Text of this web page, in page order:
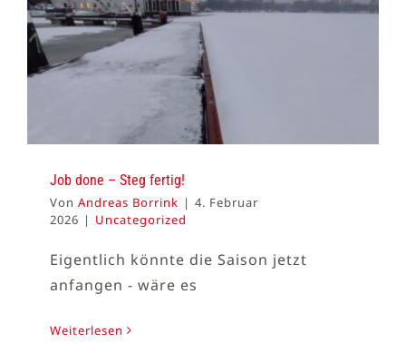
Job done – Steg fertig!
Von Andreas Borrink | 4. Februar
2026 | Uncategorized
Eigentlich könnte die Saison jetzt
anfangen - wäre es
Weiterlesen